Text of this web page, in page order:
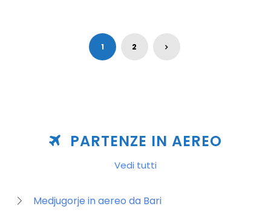
1 2
PARTENZE IN AEREO
Vedi tutti
Medjugorje in aereo da Bari